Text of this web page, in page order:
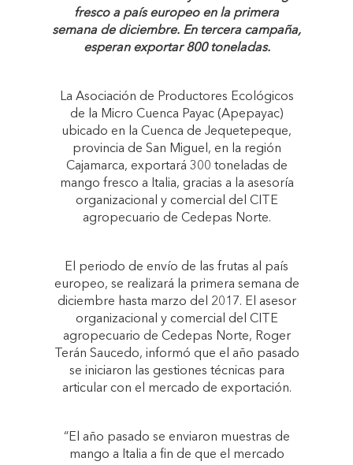
fresco a país europeo en la primera
semana de diciembre. En tercera campaña,
esperan exportar 800 toneladas.
La Asociación de Productores Ecológicos
de la Micro Cuenca Payac (Apepayac)
ubicado en la Cuenca de Jequetepeque,
provincia de San Miguel, en la región
Cajamarca, exportará 300 toneladas de
mango fresco a Italia, gracias a la asesoría
organizacional y comercial del CITE
agropecuario de Cedepas Norte.
El periodo de envío de las frutas al país
europeo, se realizará la primera semana de
diciembre hasta marzo del 2017. El asesor
organizacional y comercial del CITE
agropecuario de Cedepas Norte, Roger
Terán Saucedo, informó que el año pasado
se iniciaron las gestiones técnicas para
articular con el mercado de exportación.
“El año pasado se enviaron muestras de
mango a Italia a fin de que el mercado